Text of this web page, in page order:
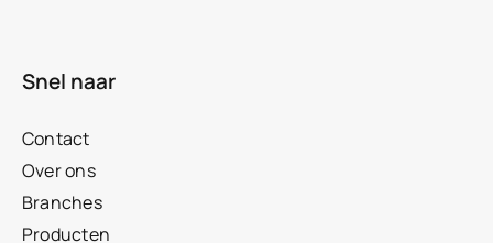
Snel naar
Contact
Over ons
Branches
Producten